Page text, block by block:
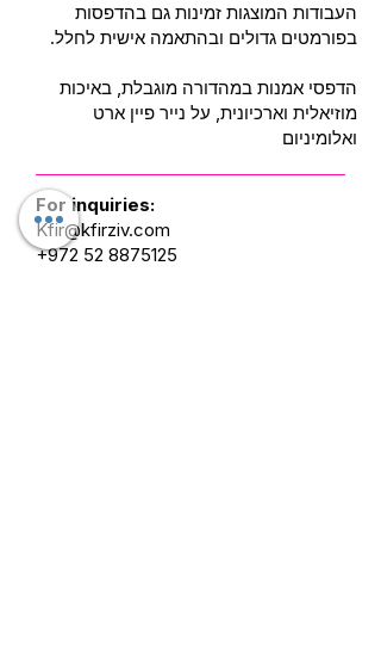
העבודות המוצגות זמינות גם בהדפסות
בפורמטים גדולים ובהתאמה אישית לחלל.
הדפסי אמנות במהדורה מוגבלת, באיכות
מוזיאלית וארכיונית, על נייר פיין ארט
ואלומיניום
For inquiries:
Kfir@kfirziv.com
+972 52 8875125